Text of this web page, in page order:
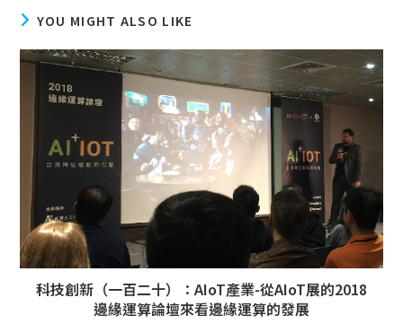
YOU MIGHT ALSO LIKE
科技創新（一百二十）：AIoT產業-從AIoT展的2018
邊緣運算論壇來看邊緣運算的發展